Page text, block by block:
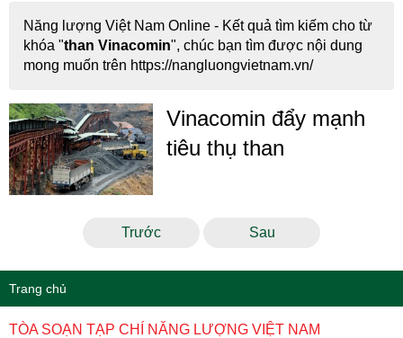
Năng lượng Việt Nam Online - Kết quả tìm kiếm cho từ
khóa "than Vinacomin", chúc bạn tìm được nội dung
mong muốn trên https://nangluongvietnam.vn/
Vinacomin đẩy mạnh
tiêu thụ than
Trước Sau
Trang chủ
TÒA SOẠN TẠP CHÍ NĂNG LƯỢNG VIỆT NAM